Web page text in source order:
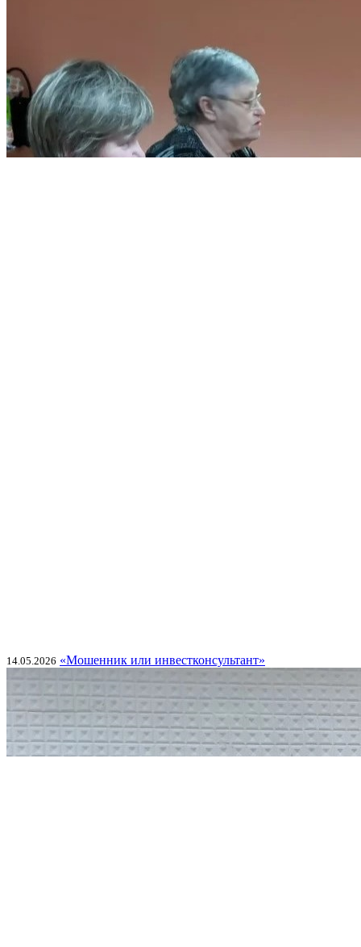
14.05.2026 «Мошенник или инвестконсультант»